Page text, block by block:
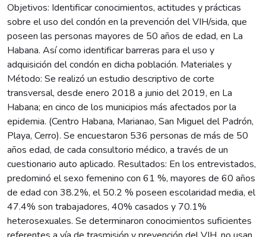
Objetivos: Identificar conocimientos, actitudes y prácticas
sobre el uso del condón en la prevención del VIH/sida, que
poseen las personas mayores de 50 años de edad, en La
Habana. Así como identificar barreras para el uso y
adquisición del condón en dicha población. Materiales y
Método: Se realizó un estudio descriptivo de corte
transversal, desde enero 2018 a junio del 2019, en La
Habana; en cinco de los municipios más afectados por la
epidemia. (Centro Habana, Marianao, San Miguel del Padrón,
Playa, Cerro). Se encuestaron 536 personas de más de 50
años edad, de cada consultorio médico, a través de un
cuestionario auto aplicado. Resultados: En los entrevistados,
predominó el sexo femenino con 61 %, mayores de 60 años
de edad con 38.2%, el 50.2 % poseen escolaridad media, el
47.4% son trabajadores, 40% casados y 70.1%
heterosexuales. Se determinaron conocimientos suficientes